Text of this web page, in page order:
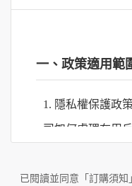
一、政策適用範
1. 隱私權保護政
司如何處理在用
份識別資料。
已閱讀並同意「訂購須